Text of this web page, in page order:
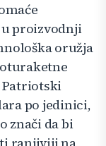
proizvodnji
oružja
po jedinici,
znači da bi